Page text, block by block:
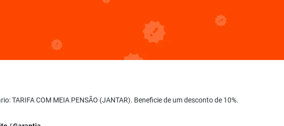
TARIFA COM MEIA PENSÃO (JANTAR). Beneficie de um desconto de 10%.